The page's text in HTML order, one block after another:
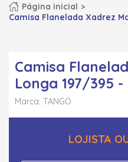
Página inicial
Camisa Flanelada Xadrez
Camisa
Longa 197/395 -
Marca: TANGO
LOJISTA